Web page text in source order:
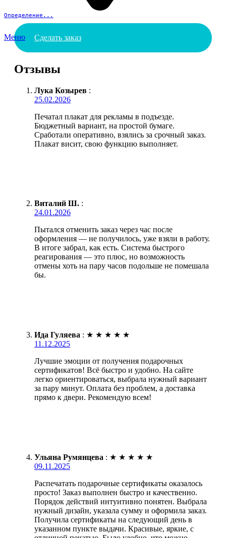
Определение...
Меню Сделать заказ
Отзывы
Лука Козырев :
25.02.2026
Печатал плакат для рекламы в подъезде.
Бюджетный вариант, на простой бумаге.
Сработали оперативно, взялись за срочный заказ.
Плакат висит, свою функцию выполняет.
Виталий Ш. :
24.01.2026
Пытался отменить заказ через час после
оформления — не получилось, уже взяли в работу.
В итоге забрал, как есть. Система быстрого
реагирования — это плюс, но возможность
отмены хоть на пару часов подольше не помешала
бы.
Ида Гуляева : ★ ★ ★ ★ ★
11.12.2025
Лучшие эмоции от получения подарочных
сертификатов! Всё быстро и удобно. На сайте
легко ориентироваться, выбрала нужный вариант
за пару минут. Оплата без проблем, а доставка
прямо к двери. Рекомендую всем!
Ульяна Румянцева : ★ ★ ★ ★ ★
09.11.2025
Распечатать подарочные сертификаты оказалось
просто! Заказ выполнен быстро и качественно.
Порядок действий интуитивно понятен. Выбрала
нужный дизайн, указала сумму и оформила заказ.
Получила сертификаты на следующий день в
указанном пункте выдачи. Красивые, яркие, с